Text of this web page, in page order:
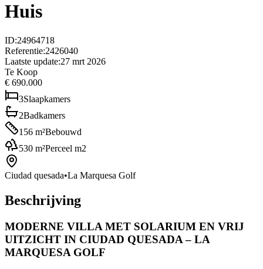
Huis
ID:24964718
Referentie:2426040
Laatste update:27 mrt 2026
Te Koop
€ 690.000
3Slaapkamers
2Badkamers
156 m²Bebouwd
530 m²Perceel m2
Ciudad quesada•La Marquesa Golf
Beschrijving
MODERNE VILLA MET SOLARIUM EN VRIJ
UITZICHT IN CIUDAD QUESADA – LA
MARQUESA GOLF